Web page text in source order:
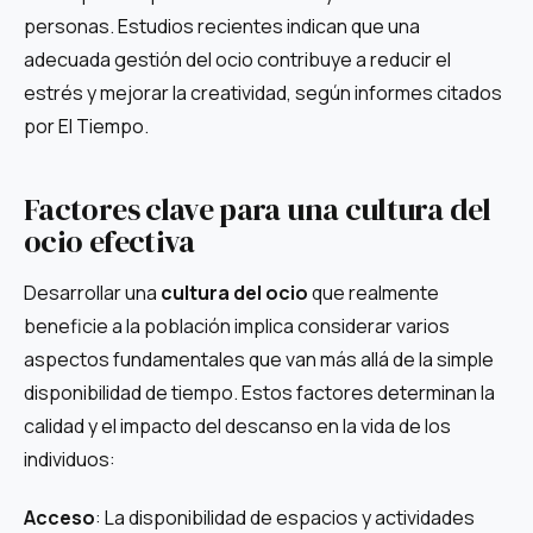
personas. Estudios recientes indican que una
adecuada gestión del ocio contribuye a reducir el
estrés y mejorar la creatividad, según informes citados
por El Tiempo.
Factores clave para una cultura del
ocio efectiva
Desarrollar una cultura del ocioque realmente
beneficie a la población implica considerar varios
aspectos fundamentales que van más allá de la simple
disponibilidad de tiempo. Estos factores determinan la
calidad y el impacto del descanso en la vida de los
individuos:
Acceso: La disponibilidad de espacios y actividades